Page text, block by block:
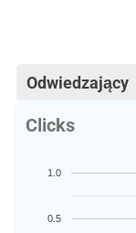
Odwiedzający
Clicks
0.5
1.0